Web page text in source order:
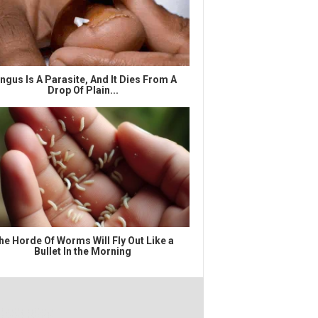
Is A Parasite, And It Dies From A
Drop Of Plain...
Horde Of Worms Will Fly Out Like a
Bullet In the Morning